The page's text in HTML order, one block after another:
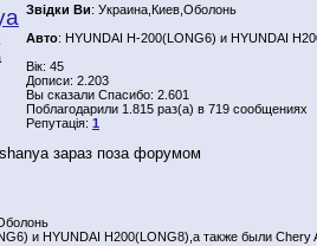
Звідки Ви: Украина,Киев,Оболонь
Авто: HYUNDAI H-200(LONG6) и HYUNDAI
Вік: 45
Дописи: 2.203
Вы сказали Спасибо: 2.601
Поблагодарили 1.815 раз(а) в 719 сообщениях
Репутація: 1
и HYUNDAI H200(LONG8),а также были Chery